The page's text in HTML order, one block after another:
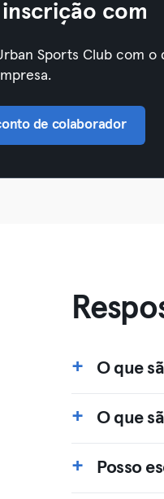
com
Sports Club com o
de colaborador
O que
O que
Posso